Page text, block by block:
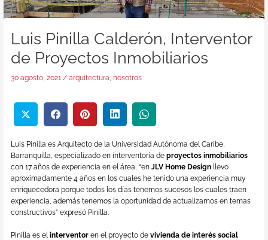
Luis Pinilla Calderón, Interventor
de Proyectos Inmobiliarios
30 agosto, 2021 /arquitectura ,nosotros
Luis Pinilla es Arquitecto de la Universidad Autónoma del Caribe,
Barranquilla, especializado en interventoría deproyectos inmobiliarios
con 17 años de experiencia en el área, “enJLV Home Design llevo
aproximadamente 4 años en los cuales he tenido una experiencia muy
enriquecedora porque todos los días tenemos sucesos los cuales traen
experiencia, además tenemos la oportunidad de actualizarnos en temas
constructivos” expresó Pinilla.
Pinilla es elinterventor en el proyecto devivienda de interés social